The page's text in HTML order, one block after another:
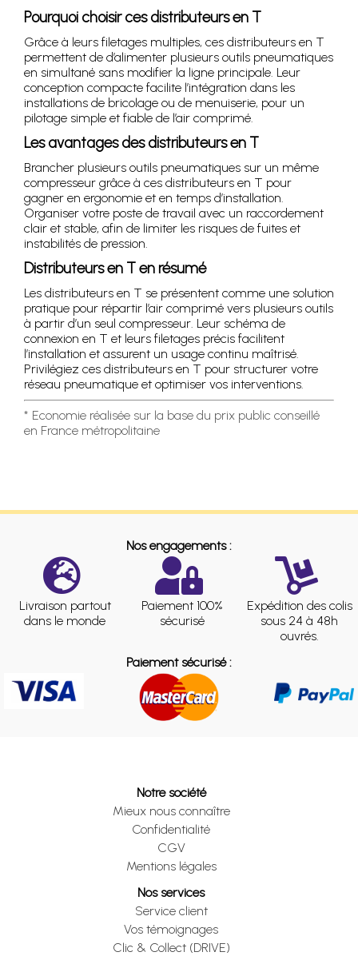
Pourquoi choisir ces distributeurs en T
Grâce à leurs filetages multiples, ces distributeurs en T
permettent de d’alimenter plusieurs outils pneumatiques
en simultané sans modifier la ligne principale. Leur
conception compacte facilite l’intégration dans les
installations de bricolage ou de menuiserie, pour un
pilotage simple et fiable de l’air comprimé.
Les avantages des distributeurs en T
Brancher plusieurs outils pneumatiques sur un même
compresseur grâce à ces distributeurs en T pour
gagner en ergonomie et en temps d’installation.
Organiser votre poste de travail avec un raccordement
clair et stable, afin de limiter les risques de fuites et
instabilités de pression.
Distributeurs en T en résumé
Les distributeurs en T se présentent comme une solution
pratique pour répartir l’air comprimé vers plusieurs outils
à partir d’un seul compresseur. Leur schéma de
connexion en T et leurs filetages précis facilitent
l’installation et assurent un usage continu maîtrisé.
Privilégiez ces distributeurs en T pour structurer votre
réseau pneumatique et optimiser vos interventions.
* Economie réalisée sur la base du prix public conseillé
en France métropolitaine
Nos engagements :
Livraison partout
dans le monde
Paiement 100%
sécurisé
Expédition des colis
sous 24 à 48h
ouvrés.
Paiement sécurisé :
Notre société
Mieux nous connaître
Confidentialité
CGV
Mentions légales
Nos services
Service client
Vos témoignages
Clic & Collect (DRIVE)